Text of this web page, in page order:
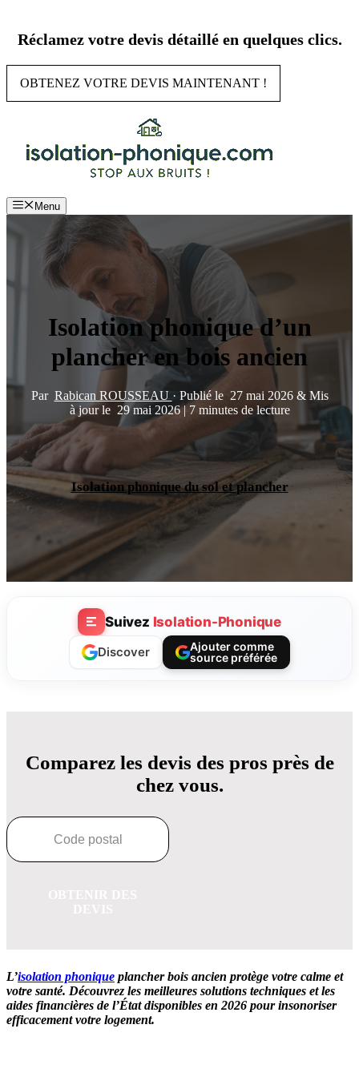
contenu
Réclamez votre devis détaillé en quelques clics.
OBTENEZ VOTRE DEVIS MAINTENANT !
Menu
Isolation phonique d’un
plancher en bois ancien
Par Rabican ROUSSEAU · Publié le 27 mai 2026 & Mis
à jour le 29 mai 2026| 7 minutes de lecture
Isolation phonique du sol et plancher
Suivez Isolation-Phonique
Discover
Ajouter comme
source préférée
Comparez les devis des pros près de
chez vous.
L’isolation phonique plancher bois ancien protège votre calme et
votre santé. Découvrez les meilleures solutions techniques et les
aides financières de l’État disponibles en 2026 pour insonoriser
efficacement votre logement.